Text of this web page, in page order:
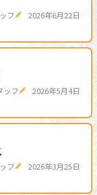
フ 2026年6月22日
ッフ 2026年5月4日
フ 2026年3月25日